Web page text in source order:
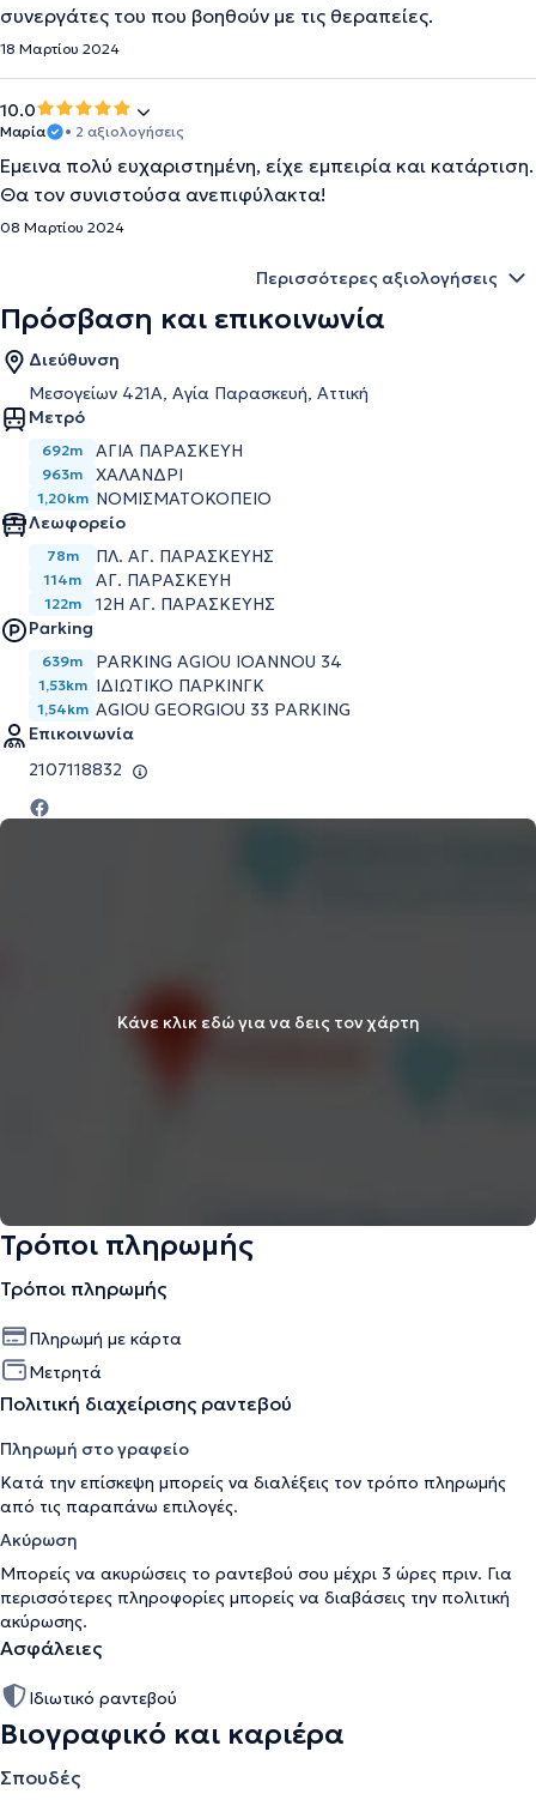
συνεργάτες του που βοηθούν με τις θεραπείες.
18 Μαρτίου 2024
10.0
Μαρία • 2 αξιολογήσεις
Έμεινα πολύ ευχαριστημένη, είχε εμπειρία και κατάρτιση.
Θα τον συνιστούσα ανεπιφύλακτα!
08 Μαρτίου 2024
Περισσότερες αξιολογήσεις
Πρόσβαση και επικοινωνία
Διεύθυνση
Μεσογείων 421Α, Αγία Παρασκευή, Αττική
Μετρό
692m ΑΓΙΑ ΠΑΡΑΣΚΕΥΗ
963m ΧΑΛΑΝΔΡΙ
1,20km ΝΟΜΙΣΜΑΤΟΚΟΠΕΙΟ
Λεωφορείο
78m ΠΛ. ΑΓ. ΠΑΡΑΣΚΕΥΗΣ
114m ΑΓ. ΠΑΡΑΣΚΕΥΗ
122m
12Η ΑΓ. ΠΑΡΑΣΚΕΥΗΣ
Parking
639m PARKING AGIOU IOANNOU 34
1,53km ΙΔΙΩΤΙΚΟ ΠΑΡΚΙΝΓΚ
1,54km AGIOU GEORGIOU 33 PARKING
Επικοινωνία
2107118832
Κάνε κλικ εδώ για να δεις τον χάρτη
Τρόποι πληρωμής
Τρόποι πληρωμής
Πληρωμή με κάρτα
Μετρητά
Πολιτική διαχείρισης ραντεβού
Πληρωμή στο γραφείο
Κατά την επίσκεψη μπορείς να διαλέξεις τον τρόπο πληρωμής
από τις παραπάνω επιλογές.
Ακύρωση
Μπορείς να ακυρώσεις το ραντεβού σου μέχρι 3 ώρες πριν. Για
περισσότερες πληροφορίες μπορείς να διαβάσεις την πολιτική
ακύρωσης.
Ασφάλειες
Ιδιωτικό ραντεβού
Βιογραφικό και καριέρα
Σπουδές